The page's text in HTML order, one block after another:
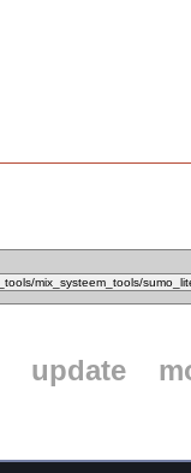
update